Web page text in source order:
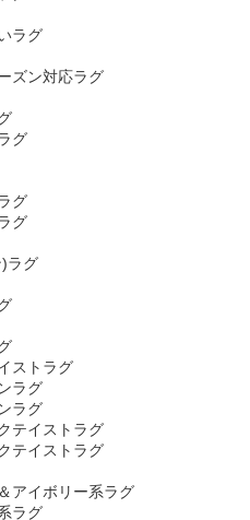
ラグ
ズン対応ラグ
グ
グ
グ
ラグ
ストラグ
ラグ
ラグ
テイストラグ
テイストラグ
アイボリー系ラグ
ラグ